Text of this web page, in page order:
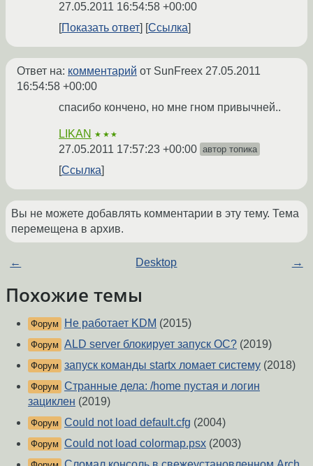
27.05.2011 16:54:58 +00:00
Показать ответ
Ссылка
Ответ на: комментарий от SunFreex 27.05.2011
16:54:58 +00:00
спасибо кончено, но мне гном привычней..
LIKAN ★★★
27.05.2011 17:57:23 +00:00 автор топика
Ссылка
Вы не можете добавлять комментарии в эту тему. Тема
перемещена в архив.
← Desktop →
Похожие темы
Форум Не работает KDM (2015)
Форум ALD server блокирует запуск ОС? (2019)
Форум запуск команды startx ломает систему (2018)
Форум Странные дела: /home пустая и логин
зациклен (2019)
Форум Could not load default.cfg (2004)
Форум Could not load colormap.psx (2003)